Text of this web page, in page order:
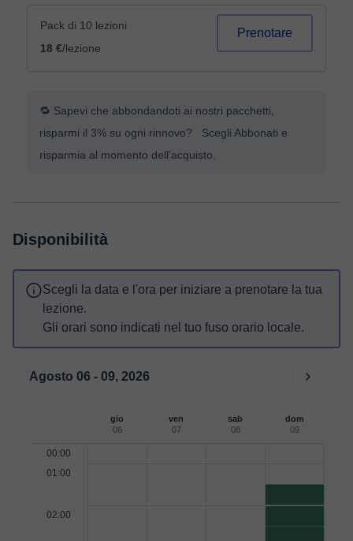
Pack di 10 lezioni
18 €/lezione
Prenotare
🔁 Sapevi che abbondandoti ai nostri pacchetti,
risparmi il 3% su ogni rinnovo? Scegli Abbonati e
risparmia al momento dell'acquisto.
Disponibilità
Scegli la data e l'ora per iniziare a prenotare la tua
lezione.
Gli orari sono indicati nel tuo fuso orario locale.
Agosto 06 - 09, 2026
gio
06
ven
07
sab
08
dom
09
00:00
01:00
02:00